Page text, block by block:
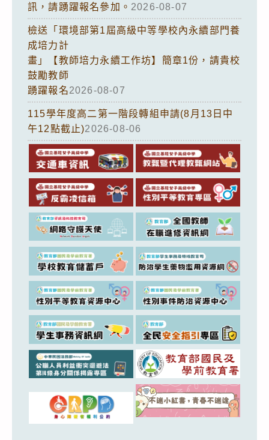
訊，請踴躍報名參加。 2026-08-07
檢送「環境部第1屆高級中等學校內永續部門養
成培力計
畫」【教師培力永續工作坊】簡章1份，請貴校
鼓勵教師
踴躍報名2026-08-07
115學年度高二第一階段轉組申請(8月13日中
午12點截止)2026-08-06